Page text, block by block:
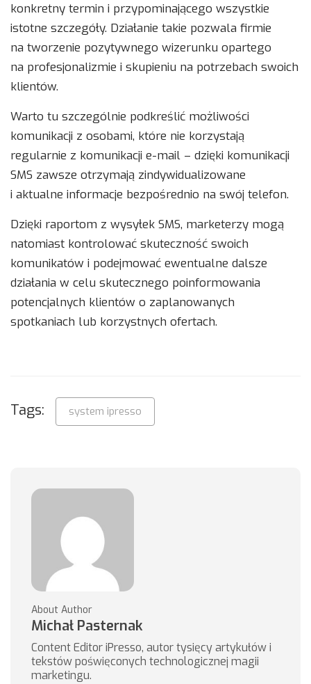
konkretny termin i przypominającego wszystkie
istotne szczegóły. Działanie takie pozwala firmie
na tworzenie pozytywnego wizerunku opartego
na profesjonalizmie i skupieniu na potrzebach swoich
klientów.
Warto tu szczególnie podkreślić możliwości
komunikacji z osobami, które nie korzystają
regularnie z komunikacji e-mail – dzięki komunikacji
SMS zawsze otrzymają zindywidualizowane
i aktualne informacje bezpośrednio na swój telefon.
Dzięki raportom z wysyłek SMS, marketerzy mogą
natomiast kontrolować skuteczność swoich
komunikatów i podejmować ewentualne dalsze
działania w celu skutecznego poinformowania
potencjalnych klientów o zaplanowanych
spotkaniach lub korzystnych ofertach.
Tags: system ipresso
About Author
Michał Pasternak
Content Editor iPresso, autor tysięcy artykułów i
tekstów poświęconych technologicznej magii
marketingu.